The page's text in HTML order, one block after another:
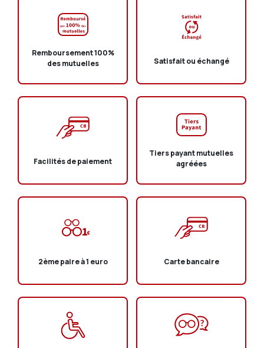
Remboursement 100%
des mutuelles
Satisfait ou échangé
Facilités de paiement
Tiers payant mutuelles
agréées
2ème paire à 1 euro Carte bancaire